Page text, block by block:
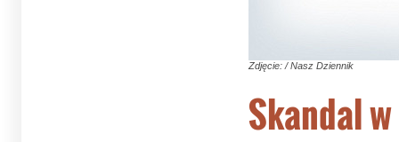
Zdjęcie: / Nasz Dziennik
Skandal